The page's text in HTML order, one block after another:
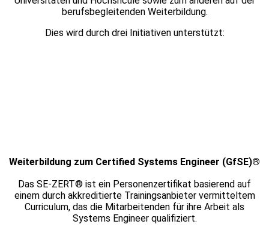
berufsbegleitenden Weiterbildung.
Dies wird durch drei Initiativen unterstützt:
Weiterbildung zum Certified Systems Engineer (GfSE)®
Das SE-ZERT® ist ein Personenzertifikat basierend auf
einem durch akkreditierte Trainingsanbieter vermitteltem
Curriculum, das die Mitarbeitenden für ihre Arbeit als
Systems Engineer qualifiziert.